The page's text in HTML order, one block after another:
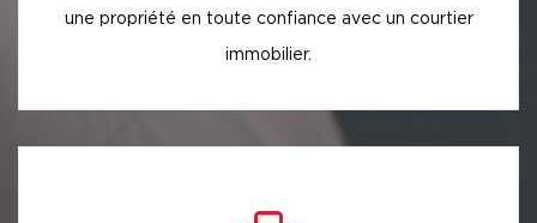
une propriété en toute confiance avec un courtier
immobilier.